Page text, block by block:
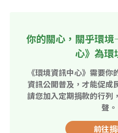
你的關心，關乎環
心》為環
《環境資訊中心》需要
資訊公開普及，才能促成
請您加入定期捐款的行列
聲。
前往